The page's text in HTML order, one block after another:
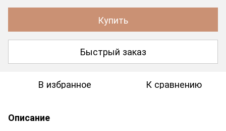
Купить
Быстрый заказ
В избранное К сравнению
Описание